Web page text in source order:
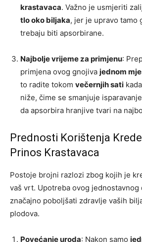
krastavaca. Važno je usmjeriti
tlo oko biljaka, jer je upravo tamo
trebaju biti apsorbirane.
Najbolje vrijeme za primjenu:
primjena ovog gnojiva jednom
to radite tokom večernjih sati
niže, čime se smanjuje
da apsorbira hranjive tvari na
Prednosti Korištenja
Prinos Krastavaca
Postoje brojni razlozi zbog kojih je
vaš vrt. Upotreba ovog jednostavnog
značajno poboljšati zdravlje vaših
plodova.
Povećanje uroda: Nakon samo